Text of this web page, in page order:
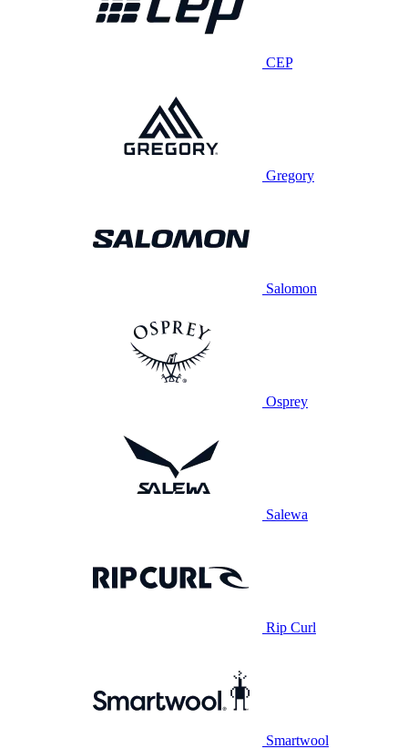
CEP
Gregory
Salomon
Osprey
Salewa
Rip Curl
Smartwool